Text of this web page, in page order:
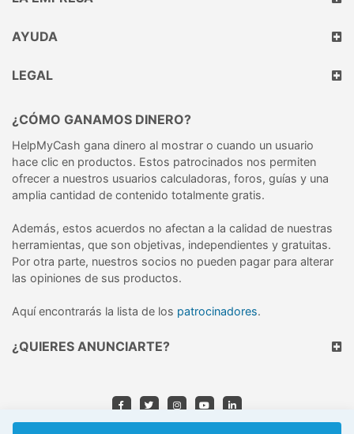
AYUDA
LEGAL
¿CÓMO GANAMOS DINERO?
HelpMyCash gana dinero al mostrar o cuando un usuario
hace clic en productos. Estos patrocinados nos permiten
ofrecer a nuestros usuarios calculadoras, foros, guías y una
amplia cantidad de contenido totalmente gratis.
Además, estos acuerdos no afectan a la calidad de nuestras
herramientas, que son objetivas, independientes y gratuitas.
Por otra parte, nuestros socios no pueden pagar para alterar
las opiniones de sus productos.
Aquí encontrarás la lista de los patrocinadores.
¿QUIERES ANUNCIARTE?